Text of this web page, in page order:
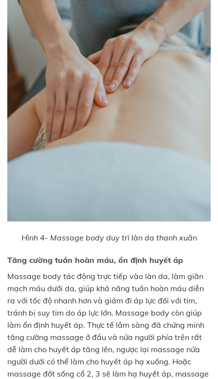
Hình 4- Massage body duy trì làn da thanh xuân
Tăng cường tuần hoàn máu, ổn định huyết áp
Massage body tác động trực tiếp vào làn da, làm giãn
mạch máu dưới da, giúp khả năng tuần hoàn máu diễn
ra với tốc độ nhanh hơn và giảm đi áp lực đối với tim,
tránh bị suy tim do áp lực lớn. Massage body còn giúp
làm ổn định huyết áp. Thực tế lâm sàng đã chứng minh
tăng cường massage ở đầu và nửa người phía trên rất
dễ làm cho huyết áp tăng lên, ngược lại massage nửa
người dưới có thể làm cho huyết áp hạ xuống. Hoặc
massage đốt sống cổ 2, 3 sẽ làm hạ huyết áp, massage